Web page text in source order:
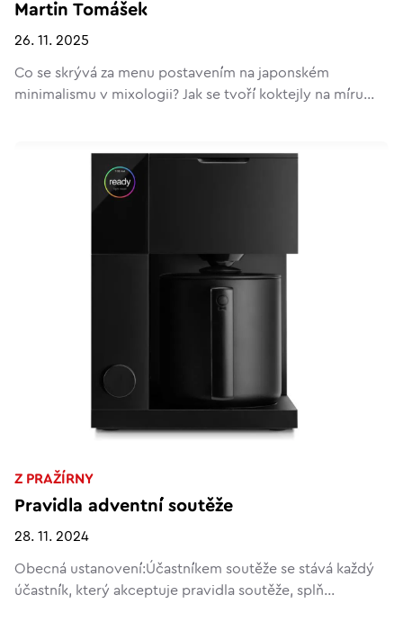
Martin Tomášek
26. 11. 2025
Co se skrývá za menu postavením na japonském
minimalismu v mixologii? Jak se tvoří koktejly na míru...
Z PRAŽÍRNY
Pravidla adventní soutěže
28. 11. 2024
Obecná ustanovení:Účastníkem soutěže se stává každý
účastník, který akceptuje pravidla soutěže, splň...